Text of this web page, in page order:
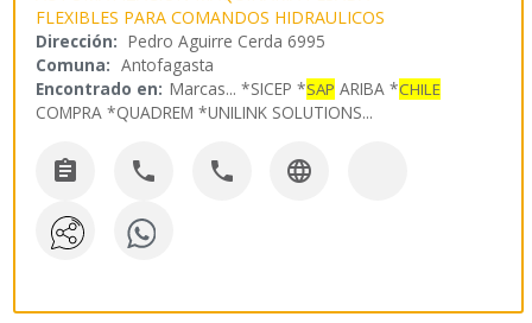
FLEXIBLES PARA COMANDOS HIDRAULICOS
Dirección: Pedro Aguirre Cerda 6995
Comuna: Antofagasta
Encontrado en: Marcas...*SICEP *SAP ARIBA *CHILE
COMPRA *QUADREM *UNILINK SOLUTIONS...
   